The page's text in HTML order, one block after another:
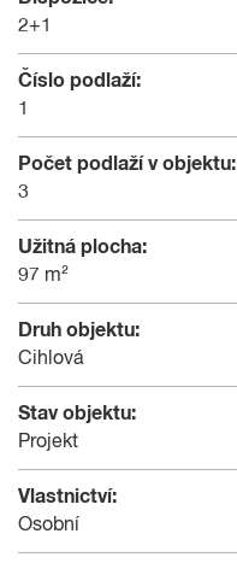
2+1
Číslo podlaží:
1
Počet podlaží v objektu:
3
Užitná plocha:
97 m²
Druh objektu:
Cihlová
Stav objektu:
Projekt
Vlastnictví:
Osobní